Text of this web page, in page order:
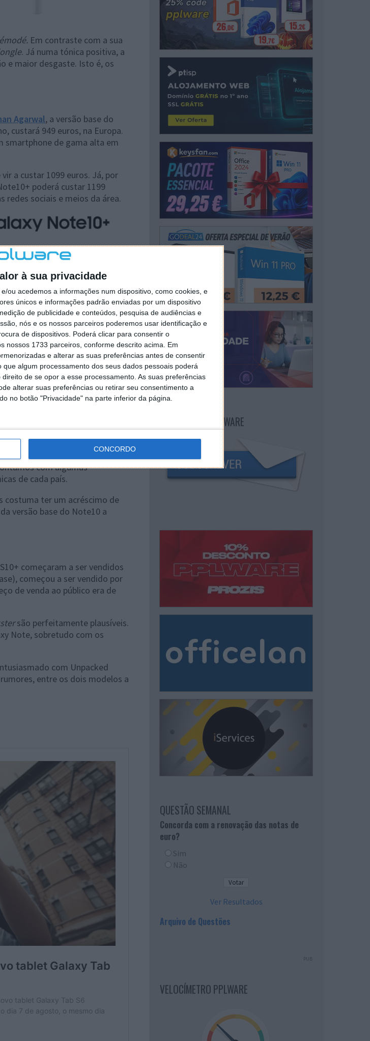
à sua privacidade
ou acedemos a informações num dispositivo, como cookies, e
únicos e informações padrão enviadas por um dispositivo
de publicidade e conteúdos, pesquisa de audiências e
nós e os nossos parceiros poderemos usar identificação e
de dispositivos. Poderá clicar para consentir o
nossos 1733 parceiros, conforme descrito acima. Em
e alterar as suas preferências antes de consentir
que algum processamento dos seus dados pessoais poderá
de se opor a esse processamento. As suas preferências
alterar suas preferências ou retirar seu consentimento a
no botão "Privacidade" na parte inferior da página.
CONCORDO
Em contraste com a sua
. Já numa tónica positiva, a
e maior desgaste. Isto é, os
Agarwal, a versão base do
custará 949 euros, na Europa.
smartphone de gama alta em
a custar 1099 euros. Já, por
poderá custar 1199
redes sociais e meios da área.
praticados na Europa e, mais
com algumas
de cada país.
costuma ter um acréscimo de
versão base do Note10 a
começaram a ser vendidos
começou a ser vendido por
de venda ao público era de
são perfeitamente plausíveis.
Note, sobretudo com os
com Unpacked
entre os dois modelos a
NEWSLETTER PPLWARE
QUESTÃO SEMANAL
Concorda com a renovação das notas de
euro?
Sim
Não
Ver Resultados
Arquivo de Questões
PUB
VELOCÍMETRO PPLWARE